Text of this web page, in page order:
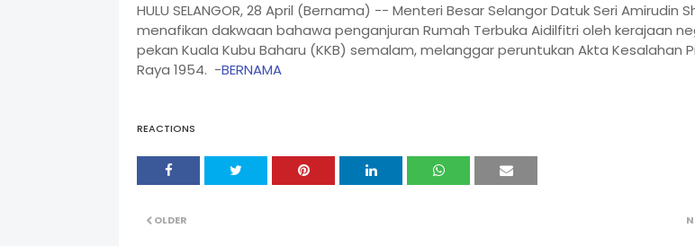
HULU SELANGOR, 28 April (Bernama) -- Menteri Besar Selangor Datuk Seri Amirudin
menafikan dakwaan bahawa penganjuran Rumah Terbuka Aidilfitri oleh kerajaan
pekan Kuala Kubu Baharu (KKB) semalam, melanggar peruntukan Akta Kesalahan
Raya 1954. -BERNAMA
REACTIONS
OLDER